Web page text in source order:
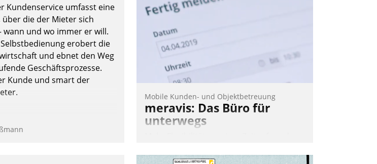
automatisiert, vollständig und auf
Kommunikationswege bei den
Empfängern ein.
Kundenservice umfasst eine
über die der Mieter sich
wann und wo immer er will.
erobert die
und ebnet den Weg
Geschäftsprozesse.
Kunde und smart der
Mobile Kunden- und Objektbetreuung
meravis: Das Büro für
unterwegs
verspricht das aktuelle Cockpit für mobile